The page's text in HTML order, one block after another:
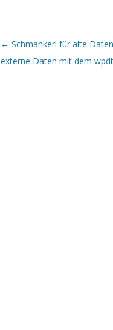
Beitrags-
Navigation
← Schmankerl für alte
externe Daten mit dem